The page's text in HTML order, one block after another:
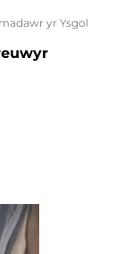
yr Ysgol